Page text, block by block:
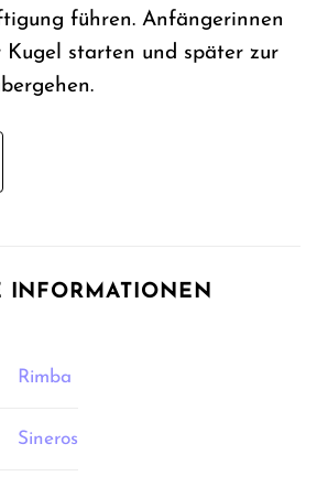
führen. Anfängerinnen
starten und später zur
INFORMATIONEN
Rimba
Sineros